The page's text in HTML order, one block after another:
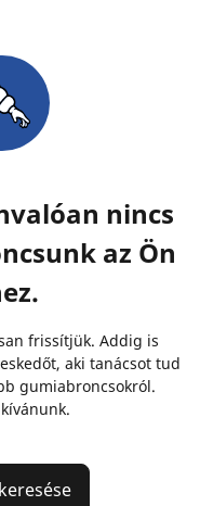
nincs
az Ön
frissítjük. Addig is
aki tanácsot tud
gumiabroncsokról.